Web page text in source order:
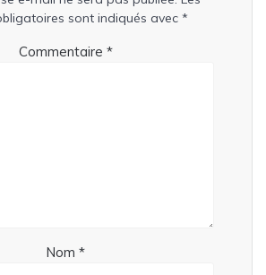
sont indiqués avec *
Commentaire *
Nom *